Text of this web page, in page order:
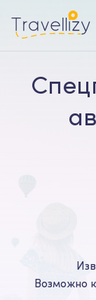
Возможно